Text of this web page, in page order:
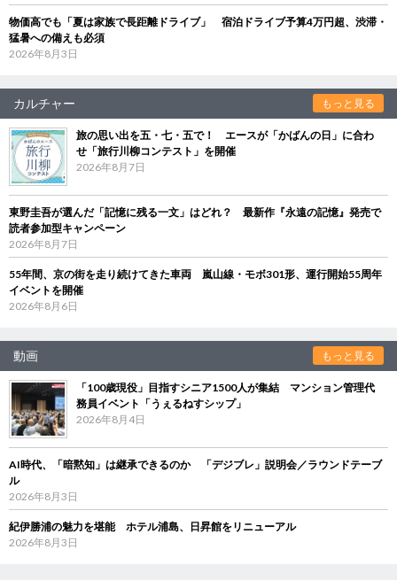
物価高でも「夏は家族で長距離ドライブ」 宿泊ドライブ予算4万円超、渋滞・
猛暑への備えも必須
2026年8月3日
カルチャー もっと見る
旅の思い出を五・七・五で！ エースが「かばんの日」に合わ
せ「旅行川柳コンテスト」を開催
2026年8月7日
東野圭吾が選んだ「記憶に残る一文」はどれ？ 最新作『永遠の記憶』発売で
読者参加型キャンペーン
2026年8月7日
55年間、京の街を走り続けてきた車両 嵐山線・モボ301形、運行開始55周年
イベントを開催
2026年8月6日
動画 もっと見る
「100歳現役」目指すシニア1500人が集結 マンション管理代
務員イベント「うぇるねすシップ」
2026年8月4日
AI時代、「暗黙知」は継承できるのか 「デジブレ」説明会／ラウンドテーブ
ル
2026年8月3日
紀伊勝浦の魅力を堪能 ホテル浦島、日昇館をリニューアル
2026年8月3日